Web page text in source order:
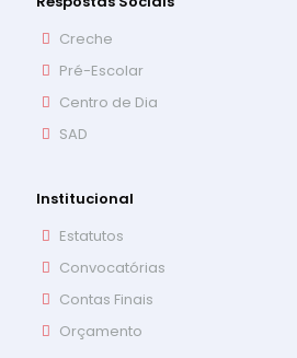
Creche
Pré-Escolar
Centro de Dia
SAD
Institucional
Estatutos
Convocatórias
Contas Finais
Orçamento